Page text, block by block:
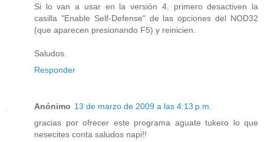
Si lo van a usar en la versión 4, primero desactiven la
casilla "Enable Self-Defense" de las opciones del NOD32
(que aparecen presionando F5) y reinicien.
Saludos.
Responder
Anónimo 13 de marzo de 2009 a las 4:13 p.m.
gracias por ofrecer este programa aguate tukero lo que
nesecites conta saludos napi!!